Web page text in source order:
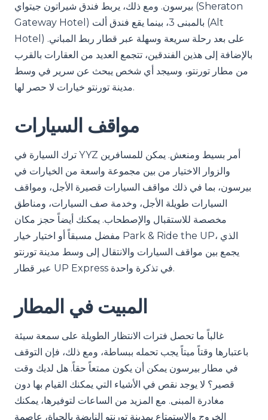
بيرسون. ومع ذلك، يربط فندق شيراتون جيتواي (Sheraton
Gateway Hotel) بالمبنى 3، بينما يقع فندق ألت (Alt
Hotel) على بعد رحلة سريعة وسهلة عبر قطار ربط المباني.
بالإضافة إلى هذين الفندقين، تتجمع العديد من العقارات بالقرب
من مطار تورنتو، وسيجد أي شخص يبحث عن سرير في وسط
مدينة تورنتو خيارات لا حصر لها.
مواقف السيارات
ترك السيارة في YYZ أمر بسيط ومنعش. يمكن للمسافرين
والزوار الاختيار من بين مجموعة واسعة من الخيارات في
بيرسون، بما في ذلك مواقف السيارات قصيرة الأجل، ومواقف
السيارات طويلة الأجل، وخدمة صف السيارات، ومناطق
مخصصة للاستقبال والإصطحاب. يمكنك أيضاً حجز مكان
مفضل مسبقاً أو اختيار خيار Park & Ride the UP، الذي
يجمع بين مواقف السيارات والانتقال إلى وسط مدينة تورنتو
عبر قطار UP Express في تذكرة واحدة.
المبيت في المطار
غالباً ما تحصل فترات الانتظار الطويلة على سمعة سيئة
باعتبارها وقتاً ميتاً يجب تحمله ببساطة، ومع ذلك، فإن التوقف
في مطار بيرسون يمكن أن يكون ممتعاً حقاً. هل لديك وقت
قصير؟ لا يوجد نقص في الأشياء التي يمكنك القيام بها دون
مغادرة المبنى. مع المزيد من الساعات لتوفيرها، يمكنك
الخروج والاستمتاع بمدينة تورنتو النابضة بالحياة، عاصمة